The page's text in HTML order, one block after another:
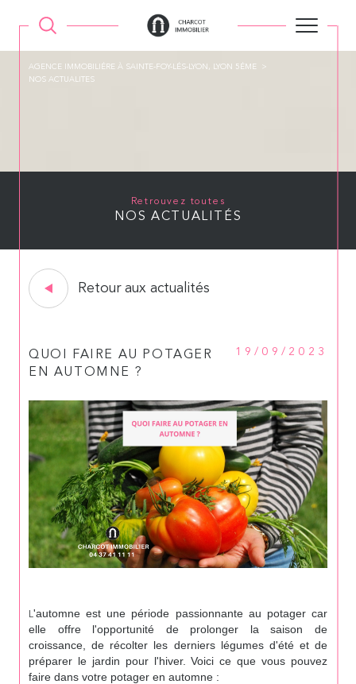
AGENCE IMMOBILIÉRE À SAINTE-FOY-LÉS-LYON, LYON 5ÉME
NOS ACTUALITES
Retrouvez toutes
NOS ACTUALITÉS
Retour aux actualités
QUOI FAIRE AU POTAGER
EN AUTOMNE ?
19/09/2023
L'automne est une période passionnante au potager car
elle offre l'opportunité de prolonger la saison de
croissance, de récolter les derniers légumes d'été et de
préparer le jardin pour l'hiver. Voici ce que vous pouvez
faire dans votre potager en automne :